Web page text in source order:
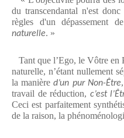
du transcendantal n'est
règles d'un dépassement
naturelle. »
Tant que l’Ego, le Vôtre en
naturelle, n’étant nullement
la manièred’un pur Non-Être
travail de réduction, c’est
Ceci est parfaitement
de la raison, la